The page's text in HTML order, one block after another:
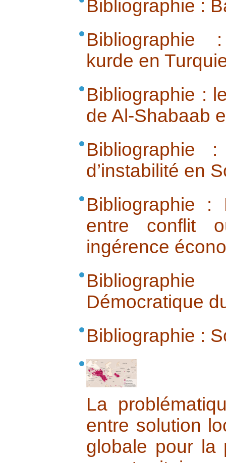
Bibliographie :
Bibliographie
kurde en
Bibliographie :
de Al-Shabaab
Bibliographie
d’instabilité en
Bibliographie :
entre conflit
ingérence
Démocratique
Bibliographie :
La
entre solution
globale pour la